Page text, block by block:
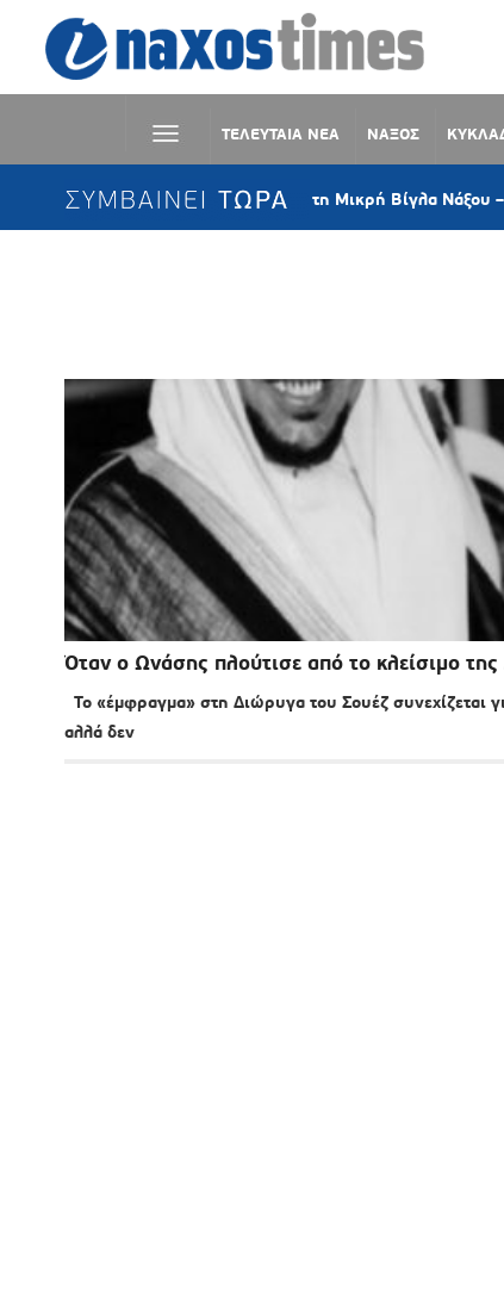
ΤΕΛΕΥΤΑΙΑ ΝΕΑ ΝΑΞΟΣ
ΣΥΜΒΑΙΝΕΙ ΤΩΡΑ
Υπό έλεγχο η φωτιά στη Μικρή Βίγλα Νάξου – Άμεση
Όταν ο Ωνάσης πλούτισε από το κλείσιμο
To «έμφραγμα» στη Διώρυγα του Σουέζ
αλλά δεν